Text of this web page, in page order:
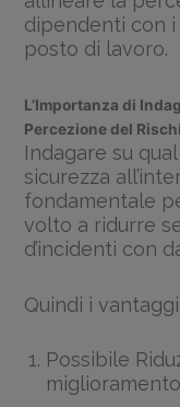
dipendenti con
posto di lavoro.
L’Importanza di
Percezione del
Indagare su
sicurezza
fondamentale
volto a ridurre
d’incidenti con
Quindi i
Possibile